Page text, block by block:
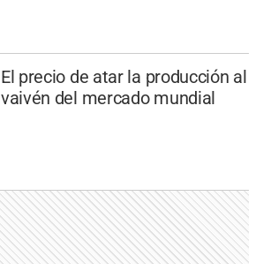
El precio de atar la producción al
vaivén del mercado mundial